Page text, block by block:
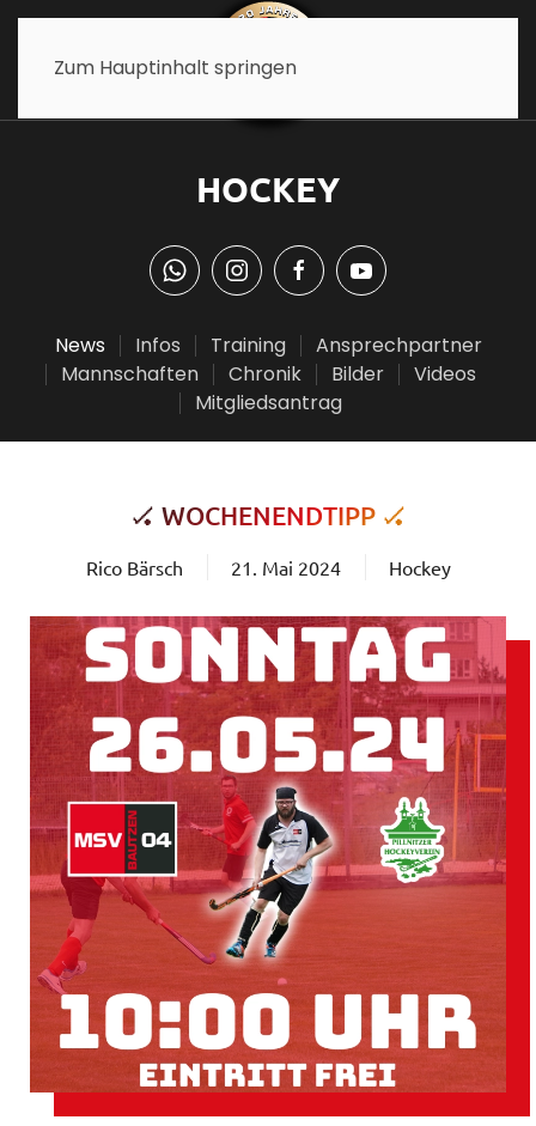
Zum Hauptinhalt springen
HOCKEY
News Infos Training
Ansprechpartner
Mannschaften
Chronik Bilder
Videos
Mitgliedsantrag
🏑 WOCHENENDTIPP 🏑
Rico Bärsch 21. Mai 2024 Hockey